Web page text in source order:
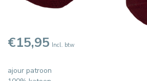
€15,95 Incl. btw
ajour patroon